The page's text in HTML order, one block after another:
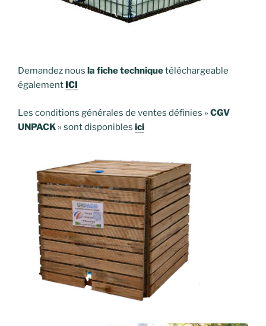
Demandez nous la fiche techniquetéléchargeable
également ICI
Les conditions générales de ventes définies » CGV
UNPACK » sont disponibles ici